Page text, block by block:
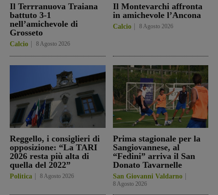
Il Terrranuova Traiana
battuto 3-1
nell’amichevole di
Grosseto
Calcio 8 Agosto 2026
Il Montevarchi affronta
in amichevole l’Ancona
Calcio 8 Agosto 2026
Reggello, i consiglieri di
opposizione: “La TARI
2026 resta più alta di
quella del 2022”
Politica 8 Agosto 2026
Prima stagionale per la
Sangiovannese, al
“Fedini” arriva il San
Donato Tavarnelle
San Giovanni Valdarno
8 Agosto 2026